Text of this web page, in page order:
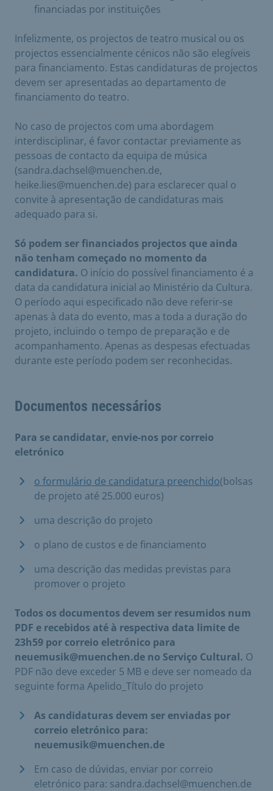
financiadas por instituições
Infelizmente, os projectos de teatro musical ou os
projectos essencialmente cénicos não são elegíveis
para financiamento. Estas candidaturas de projectos
devem ser apresentadas ao departamento de
financiamento do teatro.
No caso de projectos com uma abordagem
interdisciplinar, é favor contactar previamente as
pessoas de contacto da equipa de música
(sandra.dachsel@muenchen.de,
heike.lies@muenchen.de) para esclarecer qual o
convite à apresentação de candidaturas mais
adequado para si.
Só podem ser financiados projectos que ainda
não tenham começado no momento da
candidatura. O início do possível financiamento é a
data da candidatura inicial ao Ministério da Cultura.
O período aqui especificado não deve referir-se
apenas à data do evento, mas a toda a duração do
projeto, incluindo o tempo de preparação e de
acompanhamento. Apenas as despesas efectuadas
durante este período podem ser reconhecidas.
Documentos necessários
Para se candidatar, envie-nos por correio
eletrónico
o formulário de candidatura preenchido(bolsas
de projeto até 25.000 euros)
uma descrição do projeto
o plano de custos e de financiamento
uma descrição das medidas previstas para
promover o projeto
Todos os documentos devem ser resumidos num
PDF e recebidos até à respectiva data limite de
23h59 por correio eletrónico para
neuemusik@muenchen.de no Serviço Cultural. O
PDF não deve exceder 5 MB e deve ser nomeado da
seguinte forma Apelido_Título do projeto
As candidaturas devem ser enviadas por
correio eletrónico para:
neuemusik@muenchen.de
Em caso de dúvidas, enviar por correio
eletrónico para: sandra.dachsel@muenchen.de